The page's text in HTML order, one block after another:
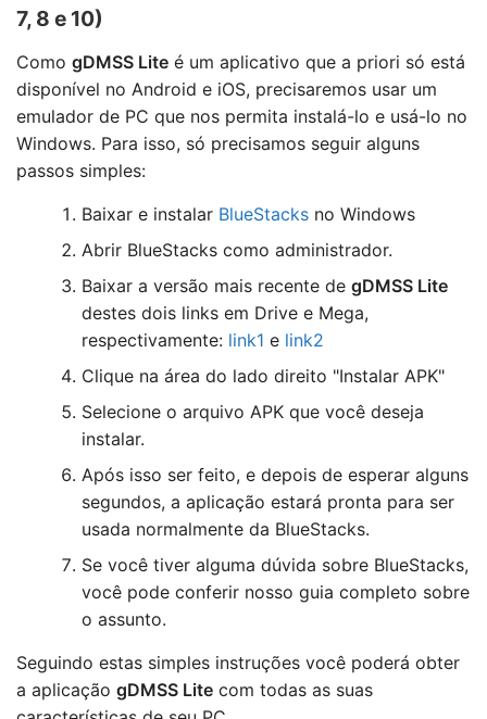
7, 8 e 10)
Como gDMSS Lite é um aplicativo que a priori só está
disponível no Android e iOS, precisaremos usar um
emulador de PC que nos permita instalá-lo e usá-lo no
Windows. Para isso, só precisamos seguir alguns
passos simples:
Baixar e instalar BlueStacks no Windows
Abrir BlueStacks como administrador.
Baixar a versão mais recente de gDMSS Lite
destes dois links em Drive e Mega,
respectivamente: link1 e link2
Clique na área do lado direito "Instalar APK"
Selecione o arquivo APK que você deseja
instalar.
Após isso ser feito, e depois de esperar alguns
segundos, a aplicação estará pronta para ser
usada normalmente da BlueStacks.
Se você tiver alguma dúvida sobre BlueStacks,
você pode conferir nosso guia completo sobre
o assunto.
Seguindo estas simples instruções você poderá obter
a aplicação gDMSS Lite com todas as suas